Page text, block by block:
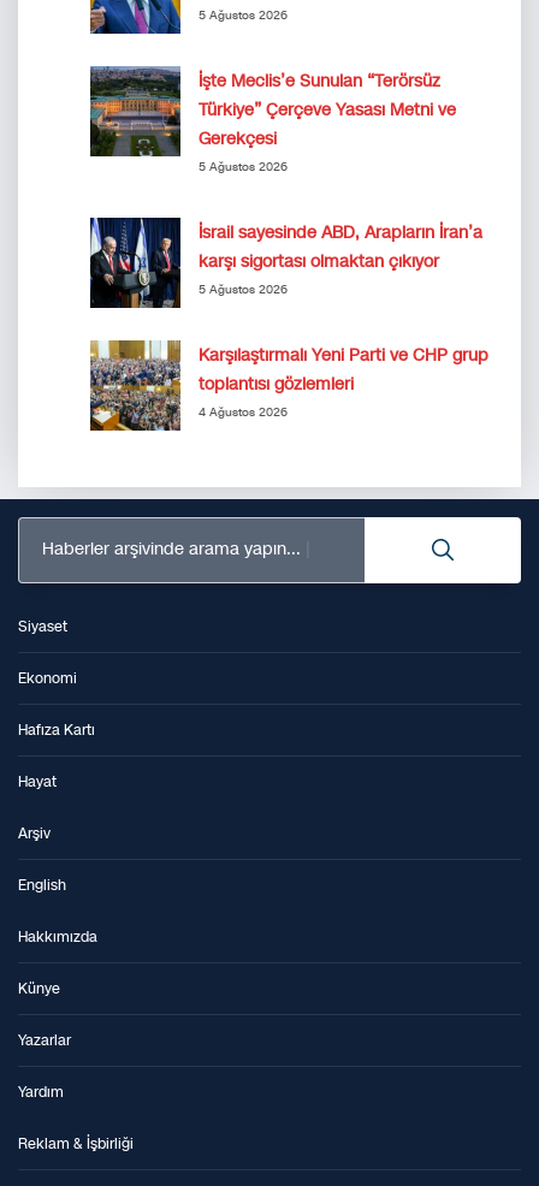
5 Ağustos 2026
İşte Meclis’e Sunulan “Terörsüz
Türkiye” Çerçeve Yasası Metni ve
Gerekçesi
5 Ağustos 2026
İsrail sayesinde ABD, Arapların İran’a
karşı sigortası olmaktan çıkıyor
5 Ağustos 2026
Karşılaştırmalı Yeni Parti ve CHP grup
toplantısı gözlemleri
4 Ağustos 2026
Haberler arşivinde arama yapın...
Siyaset
Ekonomi
Hafıza Kartı
Hayat
Arşiv
English
Hakkımızda
Künye
Yazarlar
Yardım
Reklam & İşbirliği